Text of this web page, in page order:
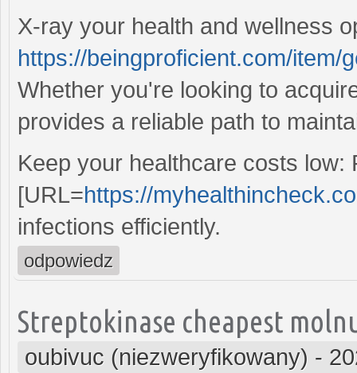
X-ray your health and wellness
https://beingproficient.com/item/
Whether you're looking to
provides a reliable path to
Keep your healthcare costs low:
[URL=https://
infections efficiently.
odpowiedz
Streptokinase cheapest
oubivuc (niezweryfikowany) -